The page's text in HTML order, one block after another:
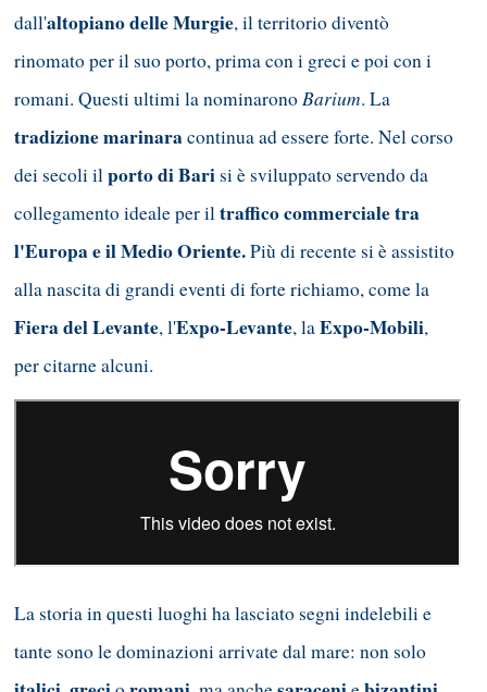
dall'altopiano delle Murgie, il territorio diventò
rinomato per il suo porto, prima con i greci e poi con i
romani. Questi ultimi la nominaronoBarium. La
tradizione marinaracontinua ad essere forte. Nel corso
dei secoli ilporto di Barisi è sviluppato servendo da
collegamento ideale per iltraffico commerciale tra
l'Europa e il Medio Oriente.Più di recente si è assistito
alla nascita di grandi eventi di forte richiamo, come la
Fiera del Levante, l'Expo-Levante, laExpo-Mobili,
per citarne alcuni.
La storia in questi luoghi ha lasciato segni indelebili e
tante sono le dominazioni arrivate dal mare: non solo